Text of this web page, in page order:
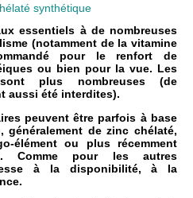
synthétique
essentiels à de nombreuses
(notamment de la vitamine
pour le renfort de
ou bien pour la vue. Les
plus nombreuses (de
aussi été interdites).
peuvent être parfois à base
de zinc chélaté,
élément ou plus récemment
Comme pour les autres
à la disponibilité, à la